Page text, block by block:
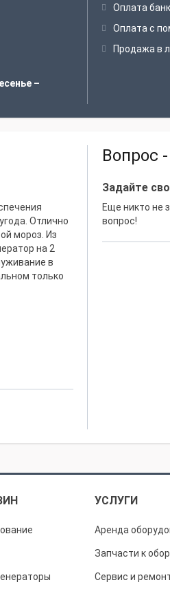
–
Оплата
Оплата с
Продажа в
Отлично
мороз. Из
на 2
в
только
Фомичев Р.П.
Благодарю за
круглосуточном
От
Вопрос
Задайте
Еще никто не
вопрос!
УСЛУГИ
Аренда
Запчасти к
Сервис и